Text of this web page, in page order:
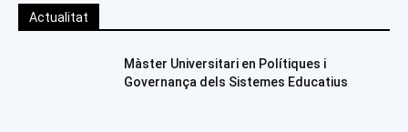
Actualitat
Màster Universitari en Polítiques i
Governança dels Sistemes Educatius